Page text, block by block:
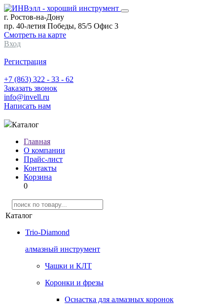
г. Ростов-на-Дону
пр. 40-летия Победы, 85/5 Офис 3
Смотреть на карте
Вход
Регистрация
+7 (863) 322 - 33 - 62
Заказать звонок
info@invell.ru
Написать нам
Каталог
Главная
О компании
Прайс-лист
Контакты
Корзина
0
Каталог
Trio-Diamond
алмазный инструмент
Чашки и КЛТ
Коронки и фрезы
Оснастка для алмазных коронок